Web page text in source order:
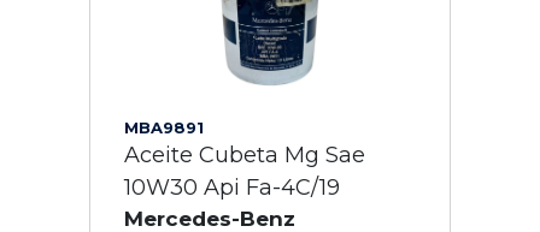
MBA9891
Aceite Cubeta Mg Sae
10W30 Api Fa-4C/19
Mercedes-Benz